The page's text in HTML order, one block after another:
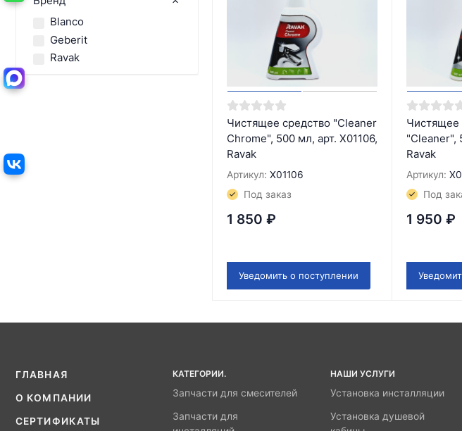
Blanco
Geberit
Ravak
Чистящее средство "Cleaner
Chrome", 500 мл, арт. X01106,
Ravak
Артикул: X01106
Под заказ
1 850 ₽
Уведомить о поступлении
Чистящее
"Cleaner",
Ravak
Артикул:
Под
1 950 ₽
ГЛАВНАЯ
О КОМПАНИИ
СЕРТИФИКАТЫ
КАТЕГОРИИ.
Запчасти для смесителей
Запчасти для
НАШИ УСЛУГИ
Установка инсталляции
Установка душевой